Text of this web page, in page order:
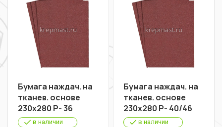
Бумага наждач. на
тканев. основе
230х280 Р- 36
в наличии
Бумага наждач. на
тканев. основе
230х280 Р- 40/46
в наличии